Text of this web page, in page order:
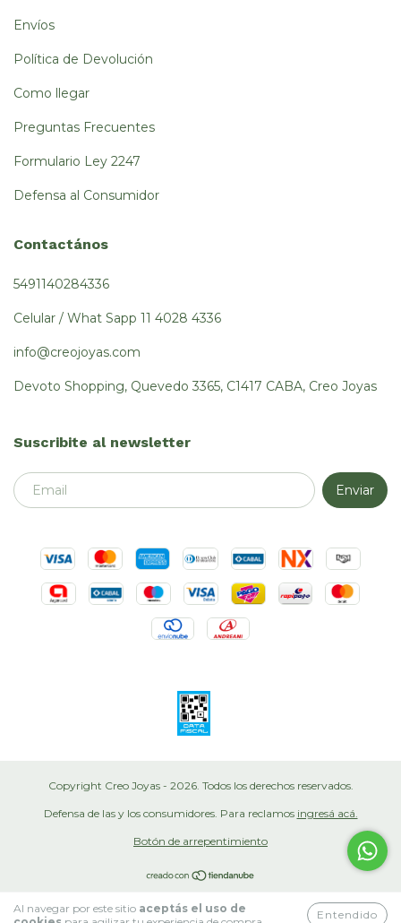
Al navegar por este sitio aceptás el uso de
Entendido
Envíos
Política de Devolución
Como llegar
Preguntas Frecuentes
Formulario Ley 2247
Defensa al Consumidor
Contactános
5491140284336
Celular / What Sapp 11 4028 4336
info@creojoyas.com
Devoto Shopping, Quevedo 3365, C1417 CABA, Creo Joyas
Suscribite al newsletter
Copyright Creo Joyas - 2026. Todos los derechos reservados.
Defensa de las y los consumidores. Para reclamos ingresá acá.
Botón de arrepentimiento